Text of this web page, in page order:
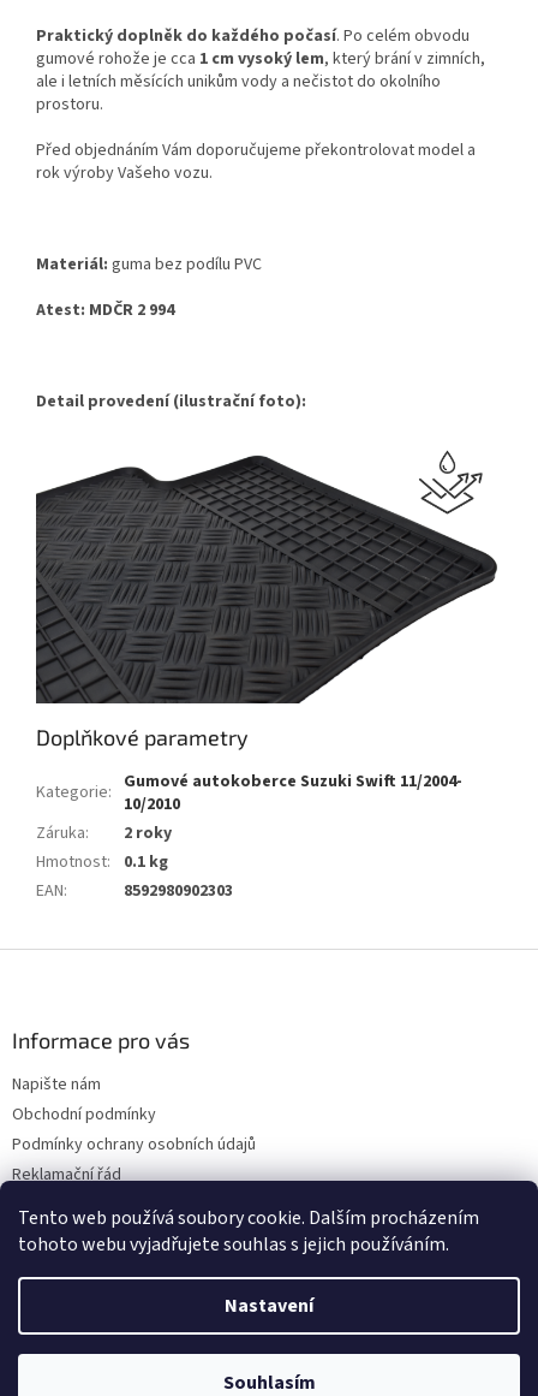
Tento web používá soubory cookie. Dalším procházením
tohoto webu vyjadřujete souhlas s jejich používáním.
Nastavení
Souhlasím
Praktický doplněk do každého počasí. Po celém obvodu
gumové rohože je cca 1 cm vysoký lem, který brání v zimních,
ale i letních měsících unikům vody a nečistot do okolního
prostoru.
Před objednáním Vám doporučujeme překontrolovat model a
rok výroby Vašeho vozu.
Materiál: guma bez podílu PVC
Atest: MDČR 2 994
Detail provedení (ilustrační foto):
Doplňkové parametry
Kategorie: Gumové autokoberce Suzuki Swift 11/2004-
10/2010
Záruka:
2 roky
Hmotnost:
0.1 kg
EAN: 8592980902303
Informace pro vás
Napište nám
Obchodní podmínky
Podmínky ochrany osobních údajů
Reklamační řád
Vytvořil Shoptet
PRO-KÁRU. Všechna práva vyhrazena.